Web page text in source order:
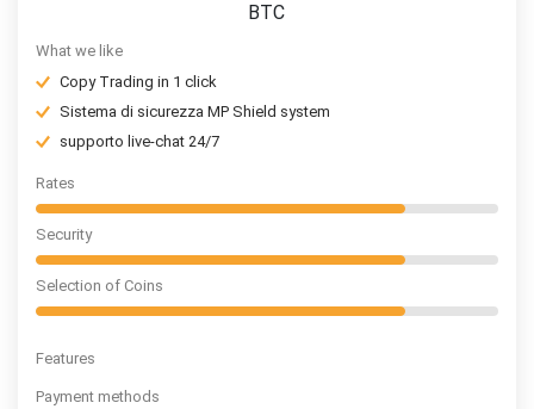
BTC
What we like
Copy Trading in 1 click
Sistema di sicurezza MP Shield system
supporto live-chat 24/7
Rates
Security
Selection of Coins
Features
Payment methods